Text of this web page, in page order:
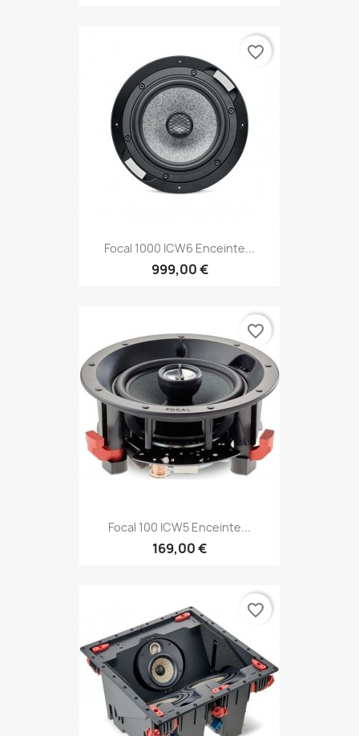
Focal 1000 ICW6 Enceinte...
999,00 €
favorite_border
Focal 100 ICW5 Enceinte...
169,00 €
favorite_border
favorite_border